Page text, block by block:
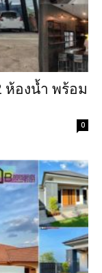
ห้องน้ำ พร้อม
0